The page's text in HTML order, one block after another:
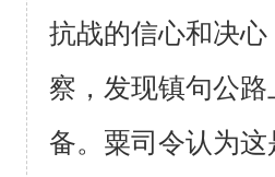
抗战的信心和决
察，发现镇句公
备。粟司令认为